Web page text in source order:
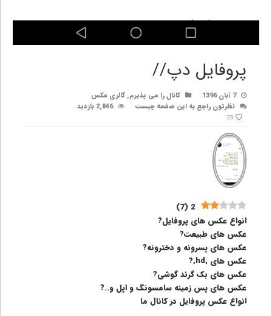
پروفایل دپ//
7 آبان 1396 کانال را می پذیرم,گالری عکس
نظرتون راجع به این صفحه چیست
2,846 بازدید
23
2
(
7
)
انواع عکس های پروفایل?
عکس های طبیعت?
عکس های پسرونه و دخترونه?
عکس های ,hd,?
عکس های بک گرند گوشی?
عکس های پس زمینه سامسونگ و اپل و..?
انواع عکس پروفایل در کانال ما